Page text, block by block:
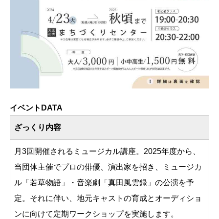
イベントDATA
ざっくり内容
月3回開催されるミュージカル講座。2025年度から、
当団体主催でプロの俳優、演出家を招き、ミュージカ
ル「若草物語」・音楽劇「真田風雲録」の公演を予
定。それに伴い、地元キャストの育成とオーディショ
ンに向けて定期ワークショップを実施します。